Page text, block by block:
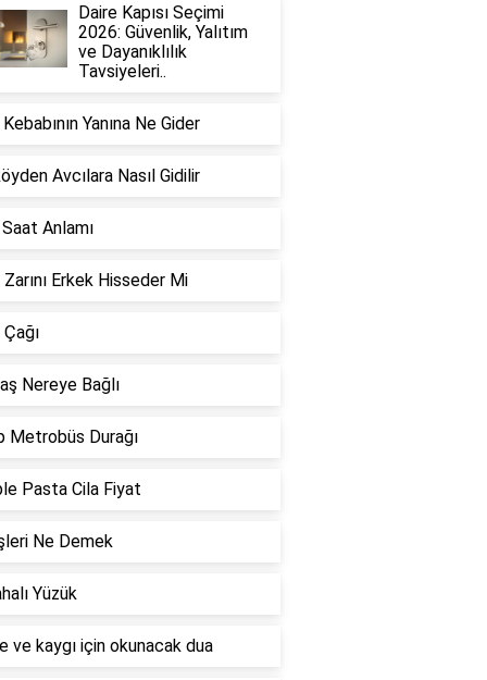
Daire Kapısı Seçimi
2026: Güvenlik, Yalıtım
ve Dayanıklılık
Tavsiyeleri..
Yanına Ne Gider
Avcılara Nasıl Gidilir
Anlamı
Zarını Erkek Hisseder Mi
Nereye Bağlı
Metrobüs Durağı
Pasta Cila Fiyat
Ne Demek
Yüzük
ve kaygı için okunacak dua